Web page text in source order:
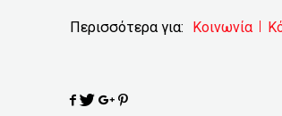
Περισσότερα για: Κοινωνία